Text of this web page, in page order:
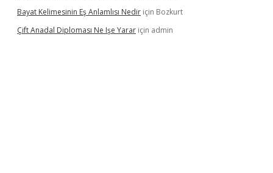
Bayat Kelimesinin Eş Anlamlısı Nedir için Bozkurt
Çift Anadal Diploması Ne Işe Yarar için admin